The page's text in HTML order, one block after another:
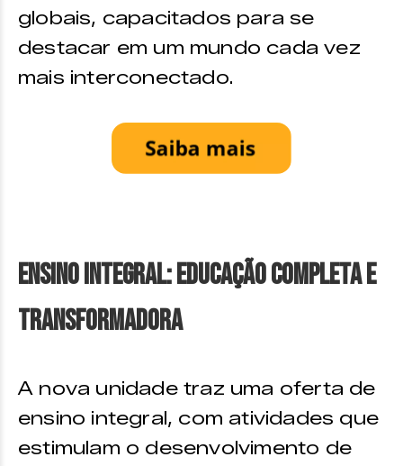
globais, capacitados para se
destacar em um mundo cada vez
mais interconectado.
Ensino Integral: Educação Completa e
Transformadora
A nova unidade traz uma oferta de
ensino integral, com atividades que
estimulam o desenvolvimento de